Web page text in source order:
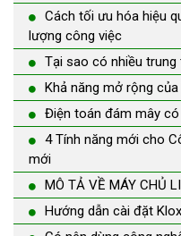
Cách tối ưu hóa hiệu
lượng công việc
Tại sao có nhiều
Khả năng mở rộng
Điện toán đám mây
4 Tính năng mới cho
mới
MÔ TẢ VỀ MÁY CHỦ
Hướng dẫn cài đặt